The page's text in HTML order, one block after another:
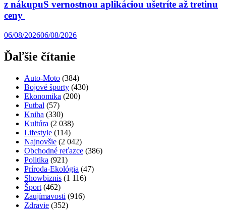
z nákupuS vernostnou aplikáciou ušetríte až tretinu
ceny
06/08/202606/08/2026
Ďaľšie čítanie
Auto-Moto (384)
Bojové športy (430)
Ekonomika (200)
Futbal (57)
Kniha (330)
Kultúra (2 038)
Lifestyle (114)
Najnovšie (2 042)
Obchodné reťazce (386)
Politika (921)
Príroda-Ekológia (47)
Showbiznis (1 116)
Šport (462)
Zaujímavosti (916)
Zdravie (352)